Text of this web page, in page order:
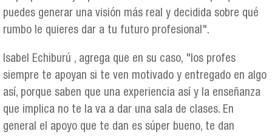
puedes generar una visión más real y decidida sobre qué
rumbo le quieres dar a tu futuro profesional".
Isabel Echiburú , agrega que en su caso, "los profes
siempre te apoyan si te ven motivado y entregado en algo
así, porque saben que una experiencia así y la enseñanza
que implica no te la va a dar una sala de clases. En
general el apoyo que te dan es súper bueno, te dan